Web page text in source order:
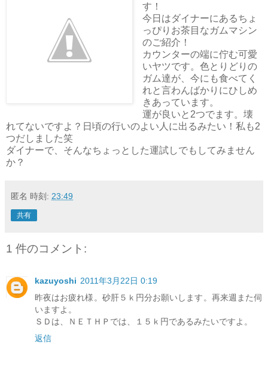
す！
今日はダイナーにあるちょ
っぴりお茶目なガムマシン
のご紹介！
カウンターの端に佇む可愛
いヤツです。色とりどりの
ガム達が、今にも食べてく
れと言わんばかりにひしめ
きあっています。
運が良いと2つでます。壊
れてないですよ？日頃の行いのよい人に出るみたい！私も2
つだしました笑
ダイナーで、そんなちょっとした運試しでもしてみません
か？
匿名 時刻: 23:49
共有
1 件のコメント:
kazuyoshi 2011年3月22日 0:19
昨夜はお疲れ様。砂肝５ｋ円分お願いします。再来週また伺
いますよ。
ＳＤは、ＮＥＴＨＰでは、１５ｋ円であるみたいですよ。
返信